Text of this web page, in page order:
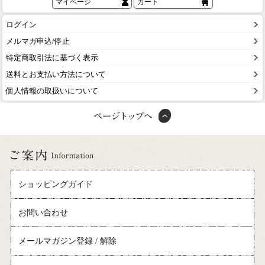
マイページ カート
ログイン
メルマガ申込/停止
特定商取引法に基づく表示
送料とお支払い方法について
個人情報の取扱いについて
ショッピングガイド
お問い合わせ
メールマガジン登録 / 解除